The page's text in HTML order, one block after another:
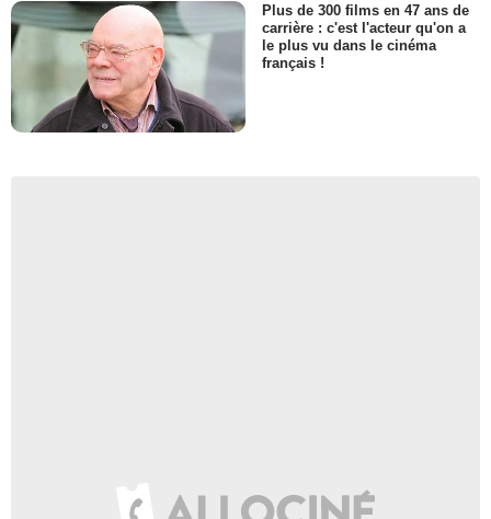
Plus de 300 films en 47 ans de
carrière : c'est l'acteur qu'on a
le plus vu dans le cinéma
français !